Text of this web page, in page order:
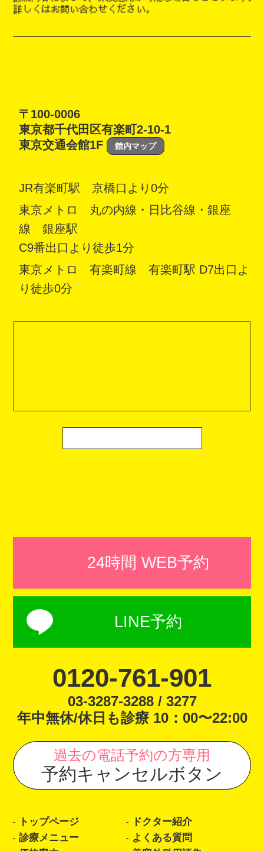
〒100-0006
東京都千代田区有楽町2-10-1
東京交通会館1F
館内マップ
JR有楽町駅 京橋口より0分
東京メトロ 丸の内線・日比谷線・銀座
線 銀座駅
C9番出口より徒歩1分
東京メトロ 有楽町線 有楽町駅 D7出口よ
り徒歩0分
24時間 WEB予約
LINE予約
0120-761-901
03-3287-3288 / 3277
年中無休/休日も診療 10：00〜22:00
過去の電話予約の方専用
予約キャンセルボタン
トップページ
ドクター紹介
診療メニュー
よくある質問